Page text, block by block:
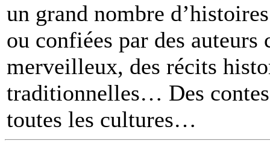
un grand nombre
ou confiées par des
merveilleux, des récits
traditionnelles… Des
toutes les cultures